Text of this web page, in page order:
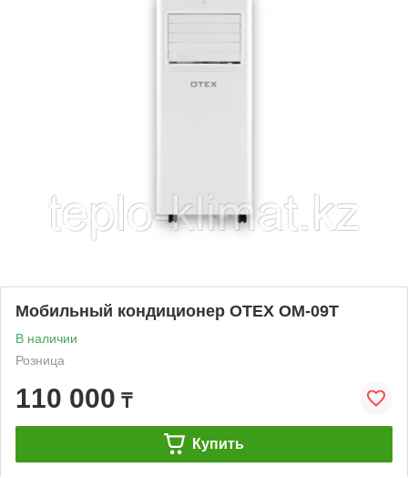
Мобильный кондиционер OTEX OM-09T
В наличии
Розница
110 000 ₸
Купить